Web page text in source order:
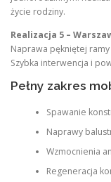
życie rodziny.
Realizacja 5 –
Naprawa pękniętej
Szybka interwencja i
Pełny zakres
Spawanie
Naprawy
Wzmocnienia
Regeneracja